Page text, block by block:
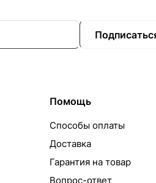
Помощь
Способы оплаты
Доставка
Гарантия на товар
Вопрос-ответ